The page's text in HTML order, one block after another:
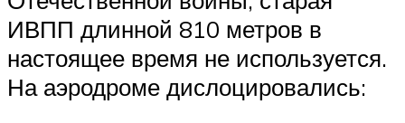
ИВПП длинной 810 метров в
настоящее время не используется.
На аэродроме дислоцировались: